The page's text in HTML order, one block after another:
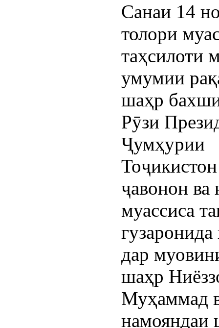
Санаи 14
толори
таҳсилоти
умумии
шаҳр
Рӯзи
Ҷумҳурии
ҷавонон ва
муассиса
дар
шаҳр
Муҳаммад
намояндаи